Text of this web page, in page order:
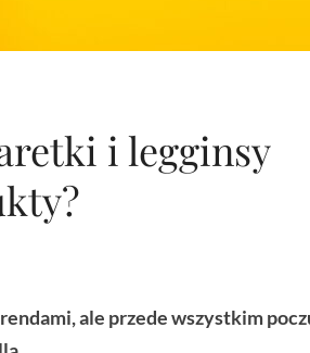
i legginsy
ale przede wszystkim